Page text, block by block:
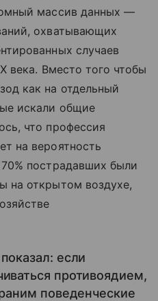
массив данных —
охватывающих
случаев
века. Вместо того чтобы
как на отдельный
искали общие
что профессия
на вероятность
пострадавших были
на открытом воздухе,
если
противоядием,
поведенческие